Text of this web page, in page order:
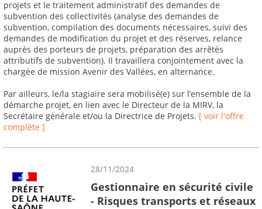
projets et le traitement administratif des demandes de
subvention des collectivités (analyse des demandes de
subvention, compilation des documents nécessaires, suivi des
demandes de modification du projet et des réserves, relance
auprès des porteurs de projets, préparation des arrêtés
attributifs de subvention). Il travaillera conjointement avec la
chargée de mission Avenir des Vallées, en alternance.
Par ailleurs, le/la stagiaire sera mobilisé(e) sur l’ensemble de la
démarche projet, en lien avec le Directeur de la MIRV, la
Secrétaire générale et/ou la Directrice de Projets. [ voir l'offre
complète ]
28/11/2024
Gestionnaire en sécurité civile
- Risques transports et réseaux